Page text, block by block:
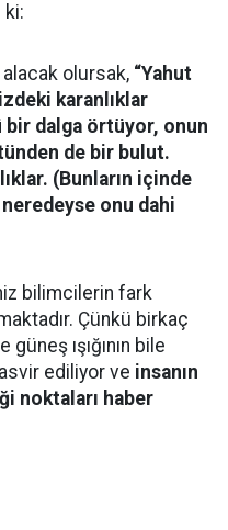
ki:
olursak, “Yahut
karanlıklar
dalga örtüyor, onun
de bir bulut.
(Bunların içinde
onu dahi
bilimcilerin fark
Çünkü birkaç
ışığının bile
ediliyor ve insanın
noktaları haber